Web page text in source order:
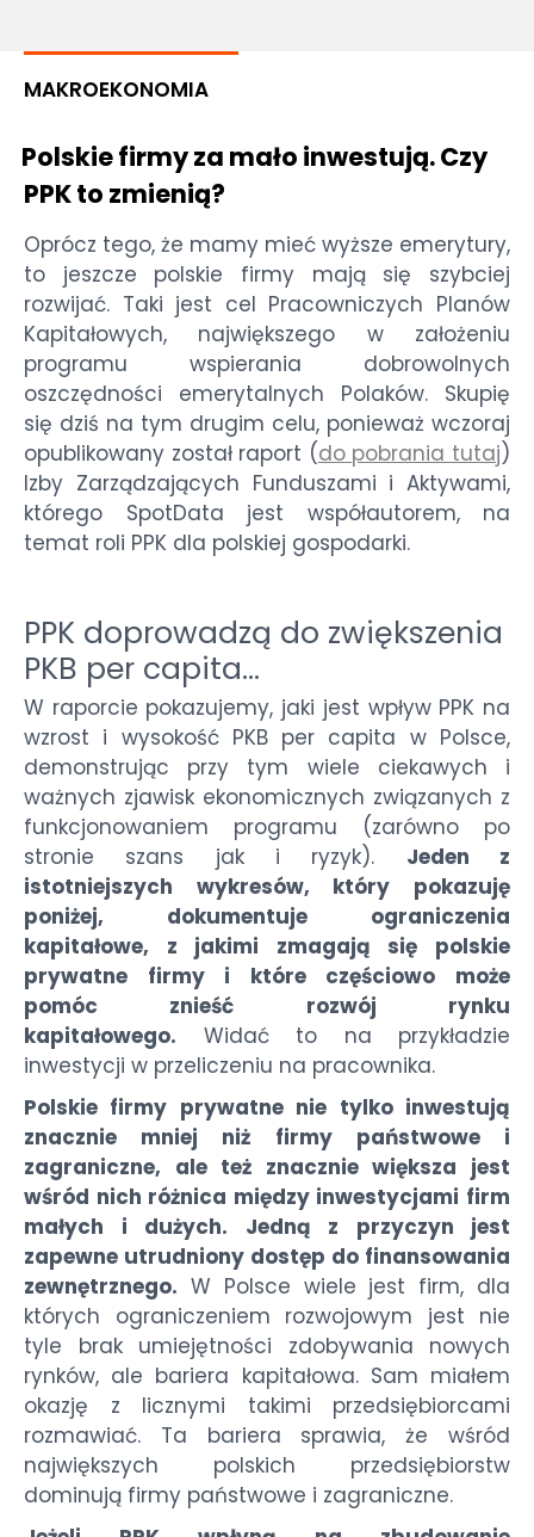
MAKROEKONOMIA
Polskie firmy za mało inwestują. Czy
PPK to zmienią?
Oprócz tego, że mamy mieć wyższe emerytury,
to jeszcze polskie firmy mają się szybciej
rozwijać. Taki jest cel Pracowniczych Planów
Kapitałowych, największego w założeniu
programu wspierania dobrowolnych
oszczędności emerytalnych Polaków. Skupię
się dziś na tym drugim celu, ponieważ wczoraj
opublikowany został raport (do pobrania tutaj)
Izby Zarządzających Funduszami i Aktywami,
którego SpotData jest współautorem, na
temat roli PPK dla polskiej gospodarki.
PPK doprowadzą do zwiększenia
PKB per capita…
W raporcie pokazujemy, jaki jest wpływ PPK na
wzrost i wysokość PKB per capita w Polsce,
demonstrując przy tym wiele ciekawych i
ważnych zjawisk ekonomicznych związanych z
funkcjonowaniem programu (zarówno po
stronie szans jak i ryzyk). Jeden z
istotniejszych wykresów, który pokazuję
poniżej, dokumentuje ograniczenia
kapitałowe, z jakimi zmagają się polskie
prywatne firmy i które częściowo może
pomóc znieść rozwój rynku
kapitałowego. Widać to na przykładzie
inwestycji w przeliczeniu na pracownika.
Polskie firmy prywatne nie tylko inwestują
znacznie mniej niż firmy państwowe i
zagraniczne, ale też znacznie większa jest
wśród nich różnica między inwestycjami firm
małych i dużych. Jedną z przyczyn jest
zapewne utrudniony dostęp do finansowania
zewnętrznego. W Polsce wiele jest firm, dla
których ograniczeniem rozwojowym jest nie
tyle brak umiejętności zdobywania nowych
rynków, ale bariera kapitałowa. Sam miałem
okazję z licznymi takimi przedsiębiorcami
rozmawiać. Ta bariera sprawia, że wśród
największych polskich przedsiębiorstw
dominują firmy państwowe i zagraniczne.